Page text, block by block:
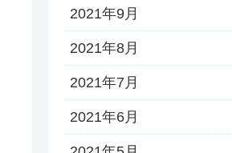
2021年9月
2021年8月
2021年7月
2021年6月